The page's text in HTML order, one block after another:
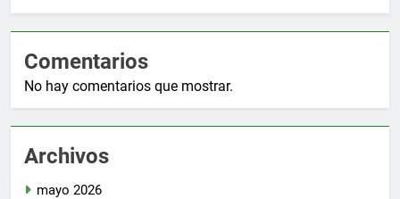
Comentarios
No hay comentarios que mostrar.
Archivos
mayo 2026